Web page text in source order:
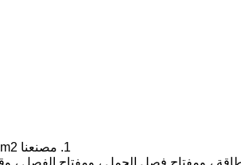
1. مصنعنا 250000m2 للإنتاج والمكتب.